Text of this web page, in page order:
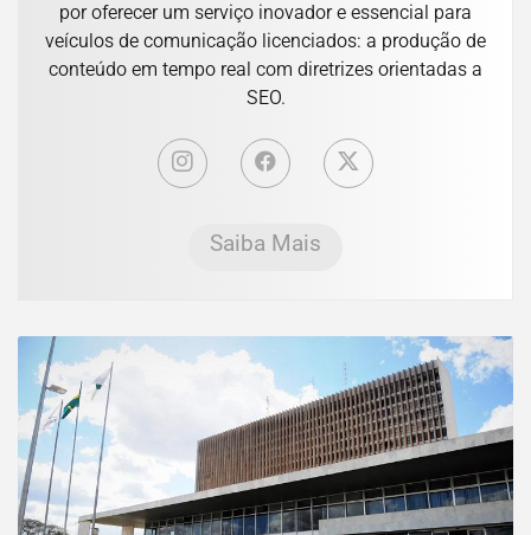
por oferecer um serviço inovador e essencial para
veículos de comunicação licenciados: a produção de
conteúdo em tempo real com diretrizes orientadas a
SEO.
Saiba Mais